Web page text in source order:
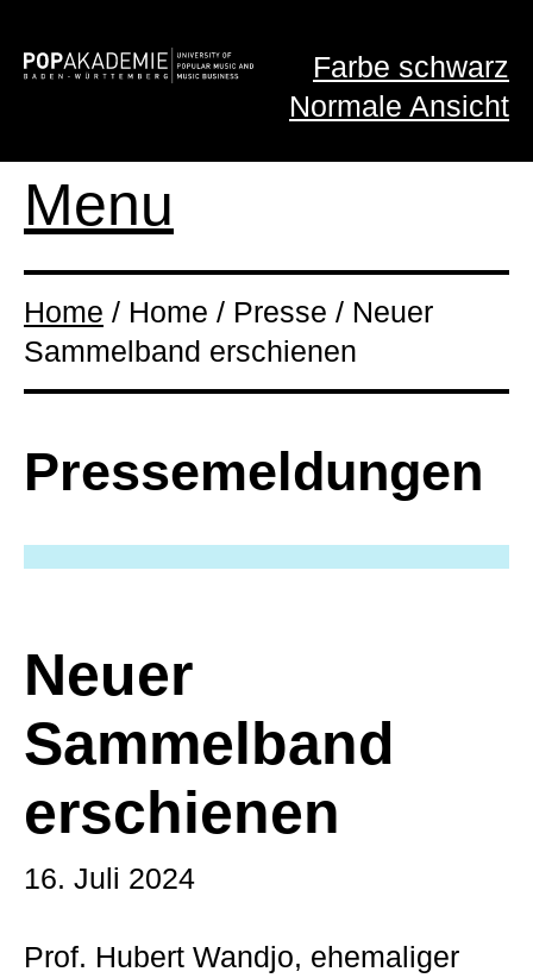
Farbe schwarz
Normale Ansicht
Menu
Home / Home / Presse / Neuer
Sammelband erschienen
Presse­meldungen
Neuer
Sammelband
erschienen
16. Juli 2024
Prof. Hubert Wandjo, ehemaliger